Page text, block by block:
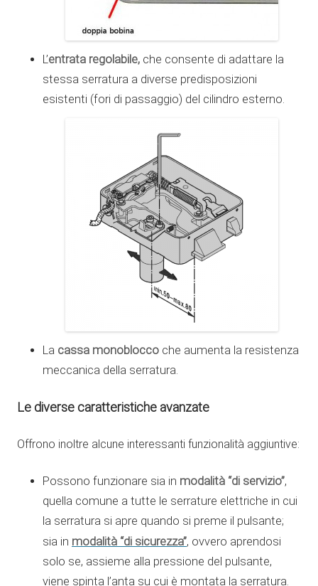
L’entrata regolabile, che consente di adattare la
stessa serratura a diverse predisposizioni
esistenti (fori di passaggio) del cilindro esterno.
La cassa monoblocco che aumenta la resistenza
meccanica della serratura.
Le diverse caratteristiche avanzate
Offrono inoltre alcune interessanti funzionalità aggiuntive:
Possono funzionare sia in modalità “di servizio”,
quella comune a tutte le serrature elettriche in cui
la serratura si apre quando si preme il pulsante;
sia in modalità “di sicurezza”, ovvero aprendosi
solo se, assieme alla pressione del pulsante,
viene spinta l’anta su cui è montata la serratura.